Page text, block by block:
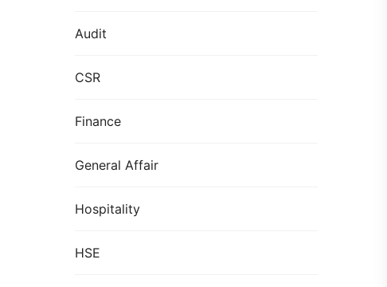
Audit
CSR
Finance
General Affair
Hospitality
HSE